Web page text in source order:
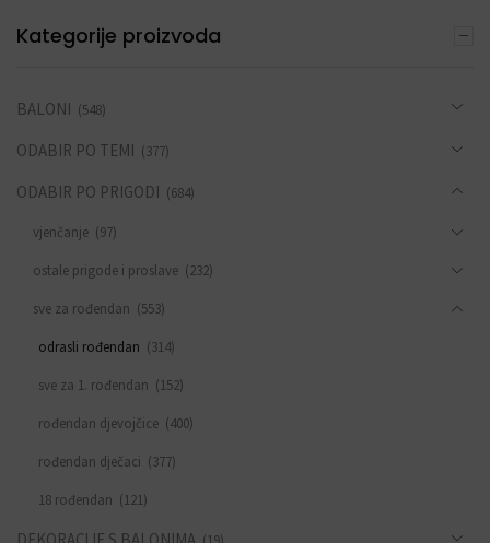
Kategorije proizvoda
BALONI (548)
ODABIR PO TEMI (377)
ODABIR PO PRIGODI (684)
vjenčanje (97)
ostale prigode i proslave (232)
sve za rođendan (553)
odrasli rođendan (314)
sve za 1. rođendan (152)
rođendan djevojčice (400)
rođendan dječaci (377)
18 rođendan (121)